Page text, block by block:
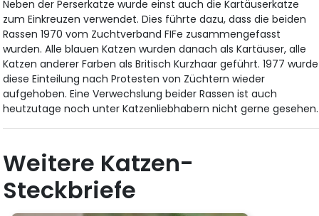
Neben der Perserkatze wurde einst auch die Kartäuserkatze
zum Einkreuzen verwendet. Dies führte dazu, dass die beiden
Rassen 1970 vom Zuchtverband FIFe zusammengefasst
wurden. Alle blauen Katzen wurden danach als Kartäuser, alle
Katzen anderer Farben als Britisch Kurzhaar geführt. 1977 wurde
diese Einteilung nach Protesten von Züchtern wieder
aufgehoben. Eine Verwechslung beider Rassen ist auch
heutzutage noch unter Katzenliebhabern nicht gerne gesehen.
Weitere Katzen-
Steckbriefe